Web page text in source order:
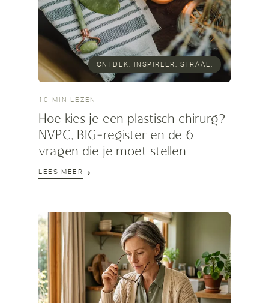
ONTDEK. INSPIREER. STRÁÁL.
10 MIN LEZEN
Hoe kies je een plastisch chirurg?
NVPC, BIG-register en de 6
vragen die je moet stellen
LEES MEER